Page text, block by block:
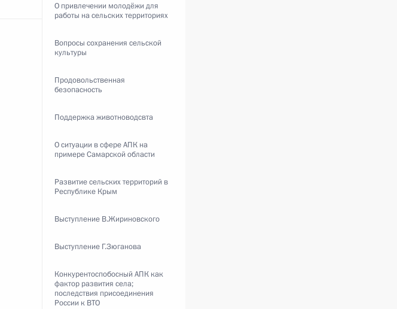
О привлечении молодёжи для
работы на сельских территориях
Вопросы сохранения сельской
культуры
Продовольственная
безопасность
Поддержка животноводсвта
О ситуации в сфере АПК на
примере Самарской области
Развитие сельских территорий в
Республике Крым
Выступление В.Жириновского
Выступление Г.Зюганова
Конкурентоспобосный АПК как
фактор развития села;
последствия присоединения
России к ВТО